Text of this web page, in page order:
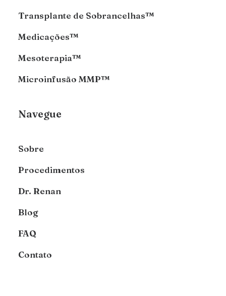
Transplante de Sobrancelhas™
Medicações™
Mesoterapia™
Microinfusão MMP™
Navegue
Sobre
Procedimentos
Dr. Renan
Blog
FAQ
Contato